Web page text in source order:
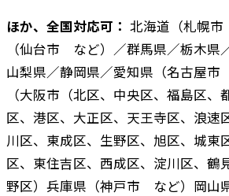
ほか、全国対応可： 北海道（札幌
（仙台市 など）／群馬県／栃木県
山梨県／静岡県／愛知県（名古屋
（大阪市（北区、中央区、福島区、
区、港区、大正区、天王寺区、浪速
川区、東成区、生野区、旭区、城東
区、東住吉区、西成区、淀川区、鶴
野区）兵庫県（神戸市 など）岡山